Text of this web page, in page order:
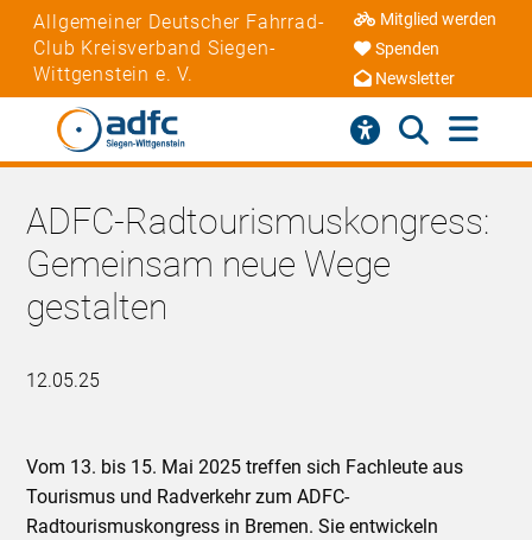
Allgemeiner Deutscher Fahrrad-
Club Kreisverband Siegen-
Wittgenstein e. V.
Mitglied werden
Spenden
Newsletter
ADFC-Radtourismuskongress:
Gemeinsam neue Wege
gestalten
12.05.25
Vom 13. bis 15. Mai 2025 treffen sich Fachleute aus
Tourismus und Radverkehr zum ADFC-
Radtourismuskongress in Bremen. Sie entwickeln